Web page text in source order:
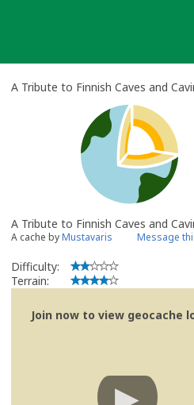
A Tribute to Finnish Caves and
A Tribute to Finnish Caves and
A cache byMustavaris Message
Difficulty:
Terrain:
Join now to view